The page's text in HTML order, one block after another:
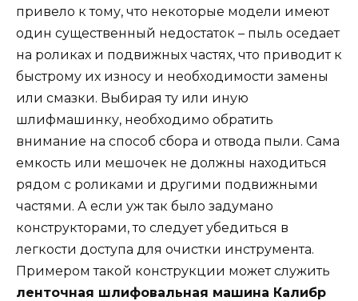
привело к тому, что некоторые модели имеют
один существенный недостаток – пыль оседает
на роликах и подвижных частях, что приводит к
быстрому их износу и необходимости замены
или смазки. Выбирая ту или иную
шлифмашинку, необходимо обратить
внимание на способ сбора и отвода пыли. Сама
емкость или мешочек не должны находиться
рядом с роликами и другими подвижными
частями. А если уж так было задумано
конструкторами, то следует убедиться в
легкости доступа для очистки инструмента.
Примером такой конструкции может служить
ленточная шлифовальная машина Калибр